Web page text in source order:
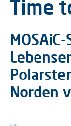
Time
Norden